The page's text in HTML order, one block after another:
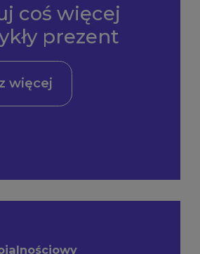
coś więcej
prezent
więcej